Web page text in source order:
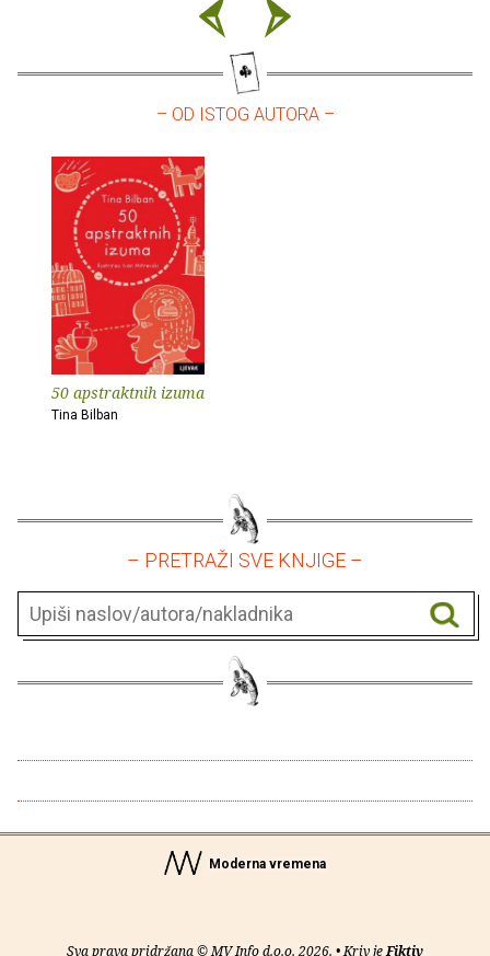
– OD ISTOG AUTORA –
50 apstraktnih izuma
Tina Bilban
– PRETRAŽI SVE KNJIGE –
Moderna vremena
Sva prava pridržana © MV Info d.o.o. 2026. • Kriv jeFiktiv